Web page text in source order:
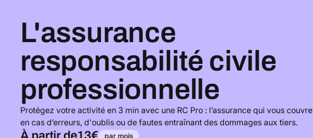
L'assurance
responsabilité civile
professionnelle
Protégez votre activité en 3 min avec une RC Pro : l’assurance qui vous couvre
en cas d’erreurs, d'oublis ou de fautes entraînant des dommages aux tiers.
par mois